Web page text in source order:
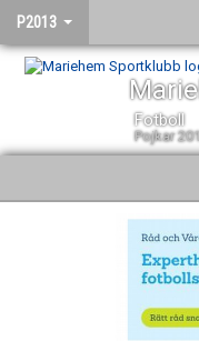
P2013
Fotboll
Pojkar